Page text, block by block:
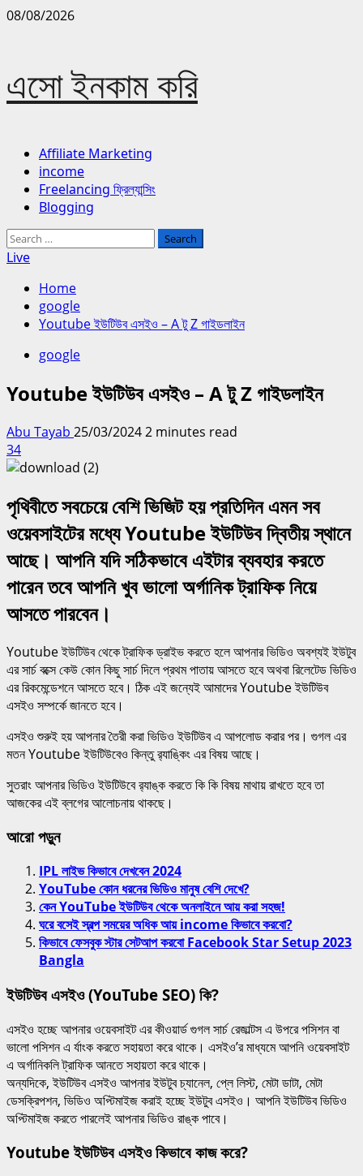
Skip
08/08/2026
এসো ইনকাম করি
Primary
Menu
Affiliate Marketing
income
Freelancing ফ্রিল্যান্সিং
Blogging
Search
for:
Live
Home
google
Youtube ইউটিউব এসইও – A টু Z গাইডলাইন
google
Youtube ইউটিউব এসইও – A টু Z গাইডলাইন
Abu Tayab 25/03/20242 minutes read
34
পৃথিবীতে সবচেয়ে বেশি ভিজিট হয় প্রতিদিন এমন সব
ওয়েবসাইটের মধ্যে Youtube ইউটিউব দ্বিতীয় স্থানে
আছে। আপনি যদি সঠিকভাবে এইটার ব্যবহার করতে
পারেন তবে আপনি খুব ভালো অর্গানিক ট্রাফিক নিয়ে
আসতে পারবেন।
Youtube ইউটিউব থেকে ট্রাফিক ড্রাইভ করতে হলে আপনার ভিডিও অবশ্যই ইউটুব
এর সার্চ বক্সে কেউ কোন কিছু সার্চ দিলে প্রথম পাতায় আসতে হবে অথবা রিলেটেড ভিডিও
এর রিকমেন্ডেশনে আসতে হবে। ঠিক এই জন্যেই আমাদের Youtube ইউটিউব
এসইও সম্পর্কে জানতে হবে।
এসইও শুরুই হয় আপনার তৈরী করা ভিডিও ইউটিউব এ আপলোড করার পর। গুগল এর
মতন Youtube ইউটিউবেও কিন্তু র‍্যাঙ্কিং এর বিষয় আছে।
সুতরাং আপনার ভিডিও ইউটিউবে র‍্যাঙ্ক করতে কি কি বিষয় মাথায় রাখতে হবে তা
আজকের এই ব্লগের আলোচনায় থাকছে।
আরো পড়ুন
IPL লাইভ কিভাবে দেখবেন 2024
YouTube কোন ধরনের ভিডিও মানুষ বেশি দেখে?
কেন YouTube ইউটিউব থেকে অনলাইনে আয় করা সহজ!
ঘরে বসেই স্বল্প সময়ের অধিক আয় income কিভাবে করবো?
কিভাবে ফেসবুক স্টার সেটআপ করবো Facebook Star Setup 2023
Bangla
ইউটিউব এসইও (YouTube SEO) কি?
এসইও হচ্ছে আপনার ওয়েবসাইট এর কীওয়ার্ড গুগল সার্চ রেজাল্টস এ উপরে পসিশন বা
ভালো পসিশন এ র্যাংক করতে সহায়তা করে থাকে। এসইও’র মাধ্যমে আপনি ওয়েবসাইট
এ অর্গানিকলি ট্রাফিক আনতে সহায়তা করে থাকে।
অন্যদিকে, ইউটিউব এসইও আপনার ইউটুব চ্যানেল, প্লে লিস্ট, মেটা ডাটা, মেটা
ডেসক্রিপশন, ভিডিও অপ্টিমাইজ করাই হচ্ছে ইউটুব এসইও। আপনি ইউটিউব ভিডিও
অপ্টিমাইজ করতে পারলেই আপনার ভিডিও রাঙ্ক পাবে।
Youtube ইউটিউব এসইও কিভাবে কাজ করে?